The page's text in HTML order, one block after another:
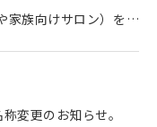
サロン）を開催します。
変更のお知らせ。